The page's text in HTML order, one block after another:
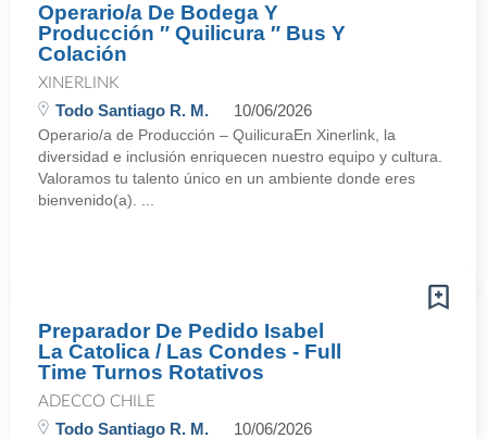
Operario/a De Bodega Y
Producción ″ Quilicura ″ Bus Y
Colación
XINERLINK
Todo Santiago R. M. 10/06/2026
Operario/a de Producción – QuilicuraEn Xinerlink, la
diversidad e inclusión enriquecen nuestro equipo y cultura.
Valoramos tu talento único en un ambiente donde eres
bienvenido(a). ...
Preparador De Pedido Isabel
La Catolica / Las Condes - Full
Time Turnos Rotativos
ADECCO CHILE
Todo Santiago R. M. 10/06/2026